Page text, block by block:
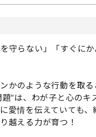
を守らない」「すぐ
かのような行動を取
”は、わが子と心の
愛情を伝えていても
越える力が育つ！